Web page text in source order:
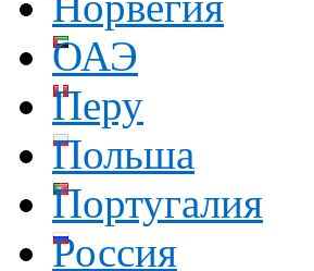
ОАЭ
Перу
Польша
Португалия
Россия